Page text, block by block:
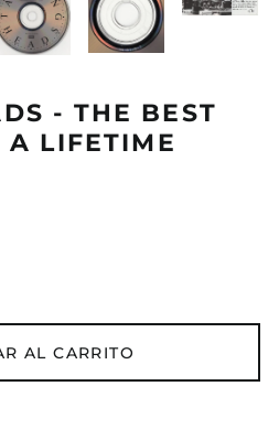
- THE BEST
LIFETIME
AL CARRITO